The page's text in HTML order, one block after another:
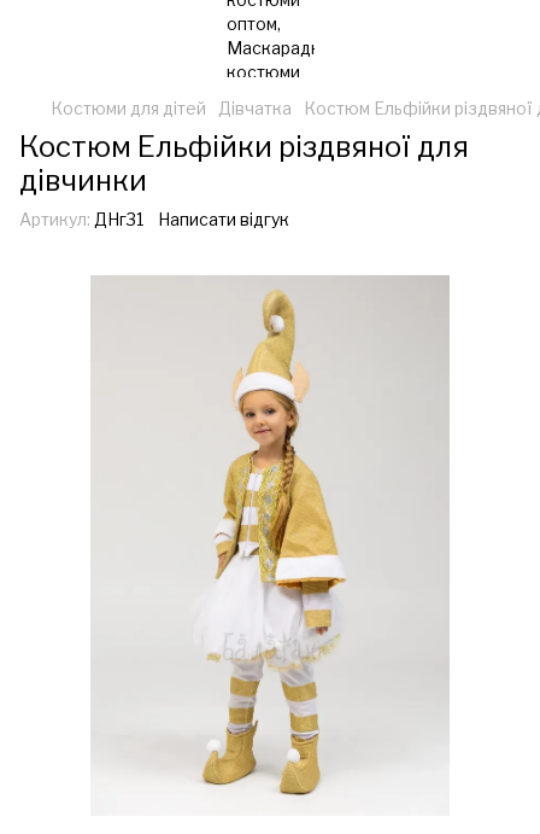
Костюми для дітей Дівчатка Костюм Ельфійки різдвяної
Костюм Ельфійки різдвяної для
дівчинки
Артикул: ДНг31 Написати відгук